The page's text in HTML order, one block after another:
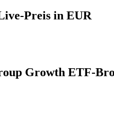
Preis in EUR
Growth ETF-